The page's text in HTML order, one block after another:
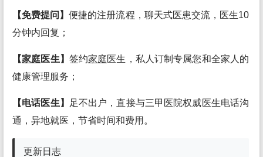
【免费提问】便捷的注册流程，聊天式医患交流，医生10
分钟内回复；
【家庭医生】 签约家庭医生，私人订制专属您和全家人的
健康管理服务；
【电话医生】
足不出户，直接与三甲医院权威医生电话沟
通，异地就医，节省时间和费用。
更新日志